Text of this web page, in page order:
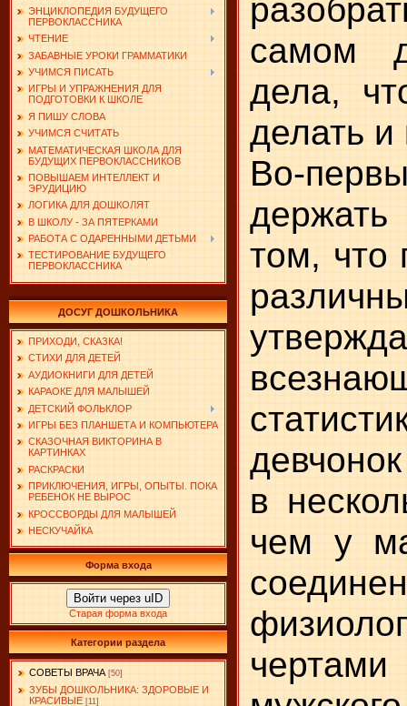
ЭНЦИКЛОПЕДИЯ БУДУЩЕГО
ПЕРВОКЛАССНИКА
ЧТЕНИЕ
ЗАБАВНЫЕ УРОКИ ГРАММАТИКИ
УЧИМСЯ ПИСАТЬ
ИГРЫ И УПРАЖНЕНИЯ ДЛЯ
ПОДГОТОВКИ К ШКОЛЕ
Я ПИШУ СЛОВА
УЧИМСЯ СЧИТАТЬ
МАТЕМАТИЧЕСКАЯ ШКОЛА ДЛЯ
БУДУЩИХ ПЕРВОКЛАССНИКОВ
ПОВЫШАЕМ ИНТЕЛЛЕКТ И
ЭРУДИЦИЮ
ЛОГИКА ДЛЯ ДОШКОЛЯТ
В ШКОЛУ - ЗА ПЯТЕРКАМИ
РАБОТА С ОДАРЕННЫМИ ДЕТЬМИ
ТЕСТИРОВАНИЕ БУДУЩЕГО
ПЕРВОКЛАССНИКА
ДОСУГ ДОШКОЛЬНИКА
ПРИХОДИ, СКАЗКА!
СТИХИ ДЛЯ ДЕТЕЙ
АУДИОКНИГИ ДЛЯ ДЕТЕЙ
КАРАОКЕ ДЛЯ МАЛЫШЕЙ
ДЕТСКИЙ ФОЛЬКЛОР
ИГРЫ БЕЗ ПЛАНШЕТА И КОМПЬЮТЕРА
СКАЗОЧНАЯ ВИКТОРИНА В
КАРТИНКАХ
РАСКРАСКИ
ПРИКЛЮЧЕНИЯ, ИГРЫ, ОПЫТЫ. ПОКА
РЕБЕНОК НЕ ВЫРОС
КРОССВОРДЫ ДЛЯ МАЛЫШЕЙ
НЕСКУЧАЙКА
Форма входа
Войти через uID
Старая форма входа
Категории раздела
СОВЕТЫ ВРАЧА [50]
ЗУБЫ ДОШКОЛЬНИКА: ЗДОРОВЫЕ И
КРАСИВЫЕ [11]
самом
дела,
делать и
Во-
том, что
в
чем у